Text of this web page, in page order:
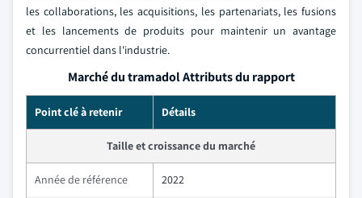
les collaborations, les acquisitions, les partenariats, les fusions
et les lancements de produits pour maintenir un avantage
concurrentiel dans l'industrie.
Marché du tramadol Attributs du rapport
Point clé à retenir Détails
Taille et croissance du marché
Année de référence 2022